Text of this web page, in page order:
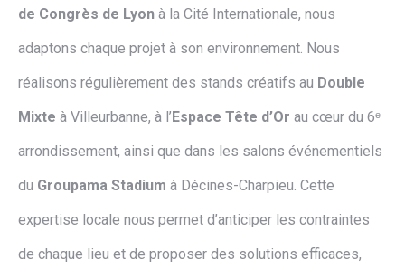
de Congrès de Lyon à la Cité Internationale, nous
adaptons chaque projet à son environnement. Nous
réalisons régulièrement des stands créatifs au Double
Mixte à Villeurbanne, à l’Espace Tête d’Or au cœur du 6ᵉ
arrondissement, ainsi que dans les salons événementiels
du Groupama Stadium à Décines-Charpieu. Cette
expertise locale nous permet d’anticiper les contraintes
de chaque lieu et de proposer des solutions efficaces,